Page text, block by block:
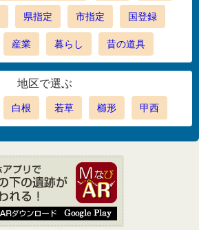
県指定 市指定 国登録
産業 暮らし 昔の道具
地区で選ぶ
白根 若草 櫛形 甲西